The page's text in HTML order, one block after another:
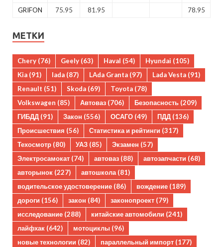
GRIFON
75.95 81.95 78.95
МЕТКИ
Chery (76) Geely (63) Haval (54) Hyundai (105)
Kia (91) lada (87) LAda Granta (97) Lada Vesta (91)
Renault (51) Skoda (69) Toyota (78)
Volkswagen (85) Автоваз (706) Безопасность (209)
ГИБДД (91) Закон (556) ОСАГО (49) ПДД (136)
Происшествия (56) Статистика и рейтинги (317)
Техосмотр (80) УАЗ (85) Экзамен (57)
Электросамокат (74) автоваз (88) автозапчасти (68)
авторынок (227) автошкола(81)
водительское удостоверение (86) вождение (189)
дороги (156) закон (84) законопроект (79)
исследование (288) китайские автомобили (241)
лайфхак (642) мотоциклы (96)
новые технологии (82) параллельный импорт (177)